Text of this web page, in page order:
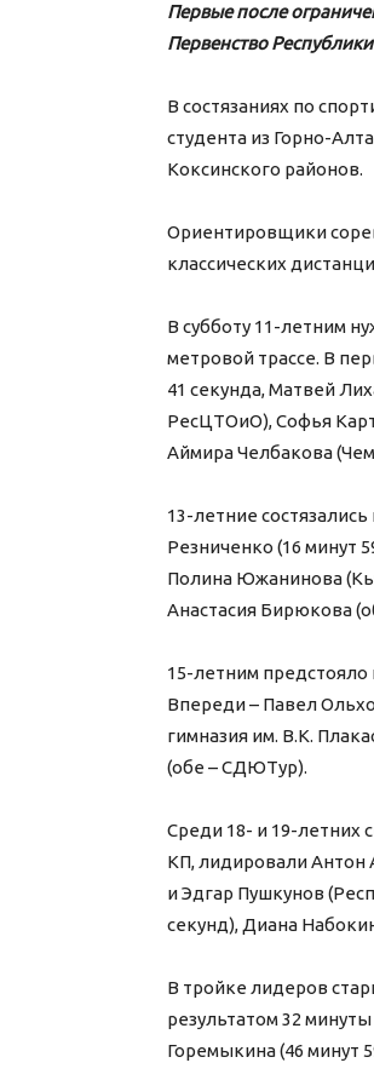
Первые после
Первенство
В состязаниях по
студента из Горно-
Коксинского районов.
Ориентировщики
классических
В субботу 11-летним
метровой трассе. В
41 секунда, Матвей
РесЦТОиО), Софья
Аймира Челбакова
13-летние
Резниченко (16 минут
Полина Южанинова
Анастасия Бирюкова
15-летним
Впереди – Павел
гимназия им. В.К.
(обе – СДЮТур).
Среди 18- и 19-летних
КП, лидировали Антон
и Эдгар Пушкунов
секунд), Диана
В тройке лидеров
результатом 32
Горемыкина (46 минут